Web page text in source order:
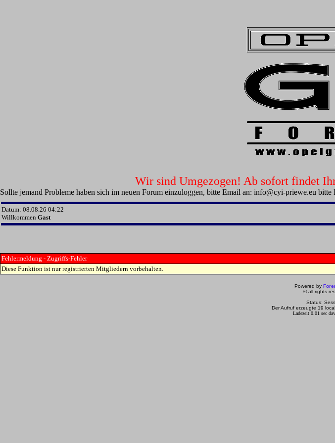
Wir sind Umgezogen! Ab sofort findet
Sollte jemand Probleme haben sich im neuen Forum einzuloggen, bitte Email an: info@cyi-priewe.eu bitte
Datum: 08.08.26 04:22
Willkommen Gast
Fehlermeldung - Zugriffs-Fehler
Diese Funktion ist nur registrierten Mitgliedern vorbehalten.
Powered by
© all rights
Status:
Der Aufruf erzeugte 19
Ladezeit 0.01 sec